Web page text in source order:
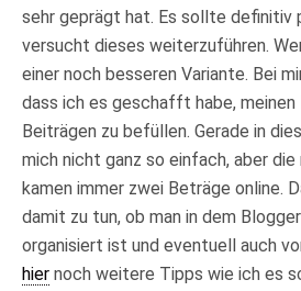
sehr geprägt hat. Es sollte definitiv
versucht dieses weiterzuführen.
einer noch besseren Variante. Bei
dass ich es geschafft habe,
Beiträgen zu befüllen. Gerade in
mich nicht ganz so einfach, aber
kamen immer zwei Beträge online.
damit zu tun, ob man in dem
organisiert ist und eventuell auch
hier noch weitere Tipps wie ich es